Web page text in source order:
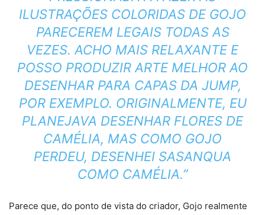
ILUSTRAÇÕES COLORIDAS DE GOJO
PARECEREM LEGAIS TODAS AS
VEZES. ACHO MAIS RELAXANTE E
POSSO PRODUZIR ARTE MELHOR AO
DESENHAR PARA CAPAS DA JUMP,
POR EXEMPLO. ORIGINALMENTE, EU
PLANEJAVA DESENHAR FLORES DE
CAMÉLIA, MAS COMO GOJO
PERDEU, DESENHEI SASANQUA
COMO CAMÉLIA.”
Parece que, do ponto de vista do criador, Gojo realmente